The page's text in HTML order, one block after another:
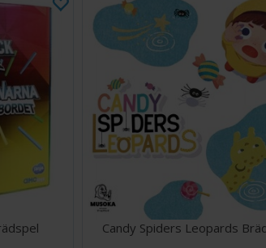
Candy Spiders Leopards